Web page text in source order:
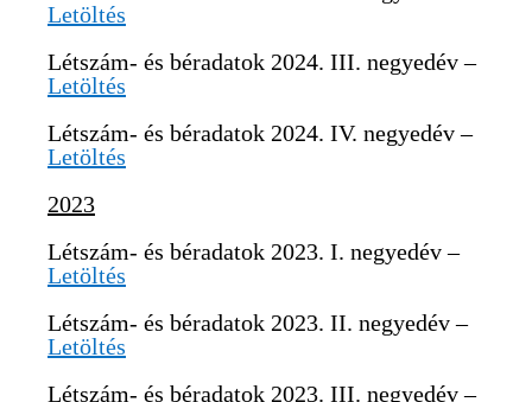
Letöltés
Létszám- és béradatok 2024. III. negyedév –
Letöltés
Létszám- és béradatok 2024. IV. negyedév –
Letöltés
2023
Létszám- és béradatok 2023. I. negyedév –
Letöltés
Létszám- és béradatok 2023. II. negyedév –
Letöltés
Létszám- és béradatok 2023. III. negyedév –